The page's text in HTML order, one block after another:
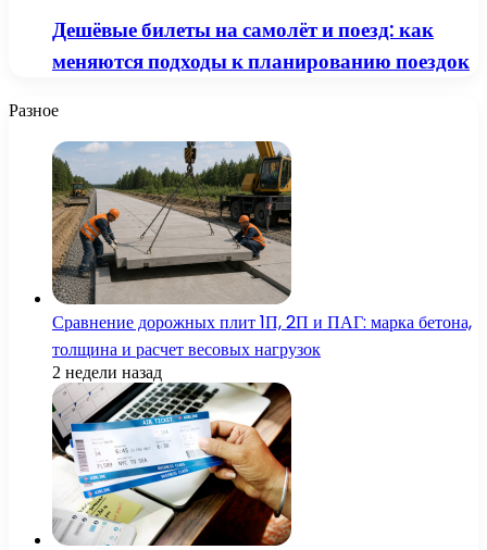
Дешёвые билеты на самолёт и поезд: как
меняются подходы к планированию поездок
Разное
Сравнение дорожных плит 1П, 2П и ПАГ: марка бетона,
толщина и расчет весовых нагрузок
2 недели назад